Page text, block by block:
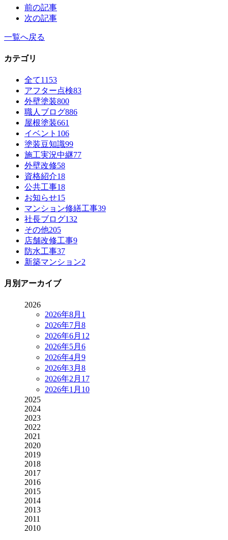
前の記事
次の記事
一覧へ戻る
カテゴリ
全て1153
アフター点検83
外壁塗装800
職人ブログ886
屋根塗装661
イベント 106
塗装豆知識99
施工実況中継77
外壁改修58
資格紹介18
公共工事18
お知らせ15
マンション修繕工事39
社長ブログ132
その他205
店舗改修工事9
防水工事37
新築マンション2
月別アーカイブ
2026
2026年8月 1
2026年7月 8
2026年6月 12
2026年5月 6
2026年4月 9
2026年3月 8
2026年2月 17
2026年1月 10
2025
2024
2023
2022
2021
2020
2019
2018
2017
2016
2015
2014
2013
2011
2010